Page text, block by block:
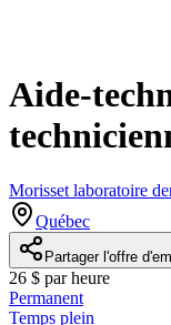
Aide-
Morisset laboratoire
Québec
Partager l'offre
26 $ par heure
Permanent
Temps plein